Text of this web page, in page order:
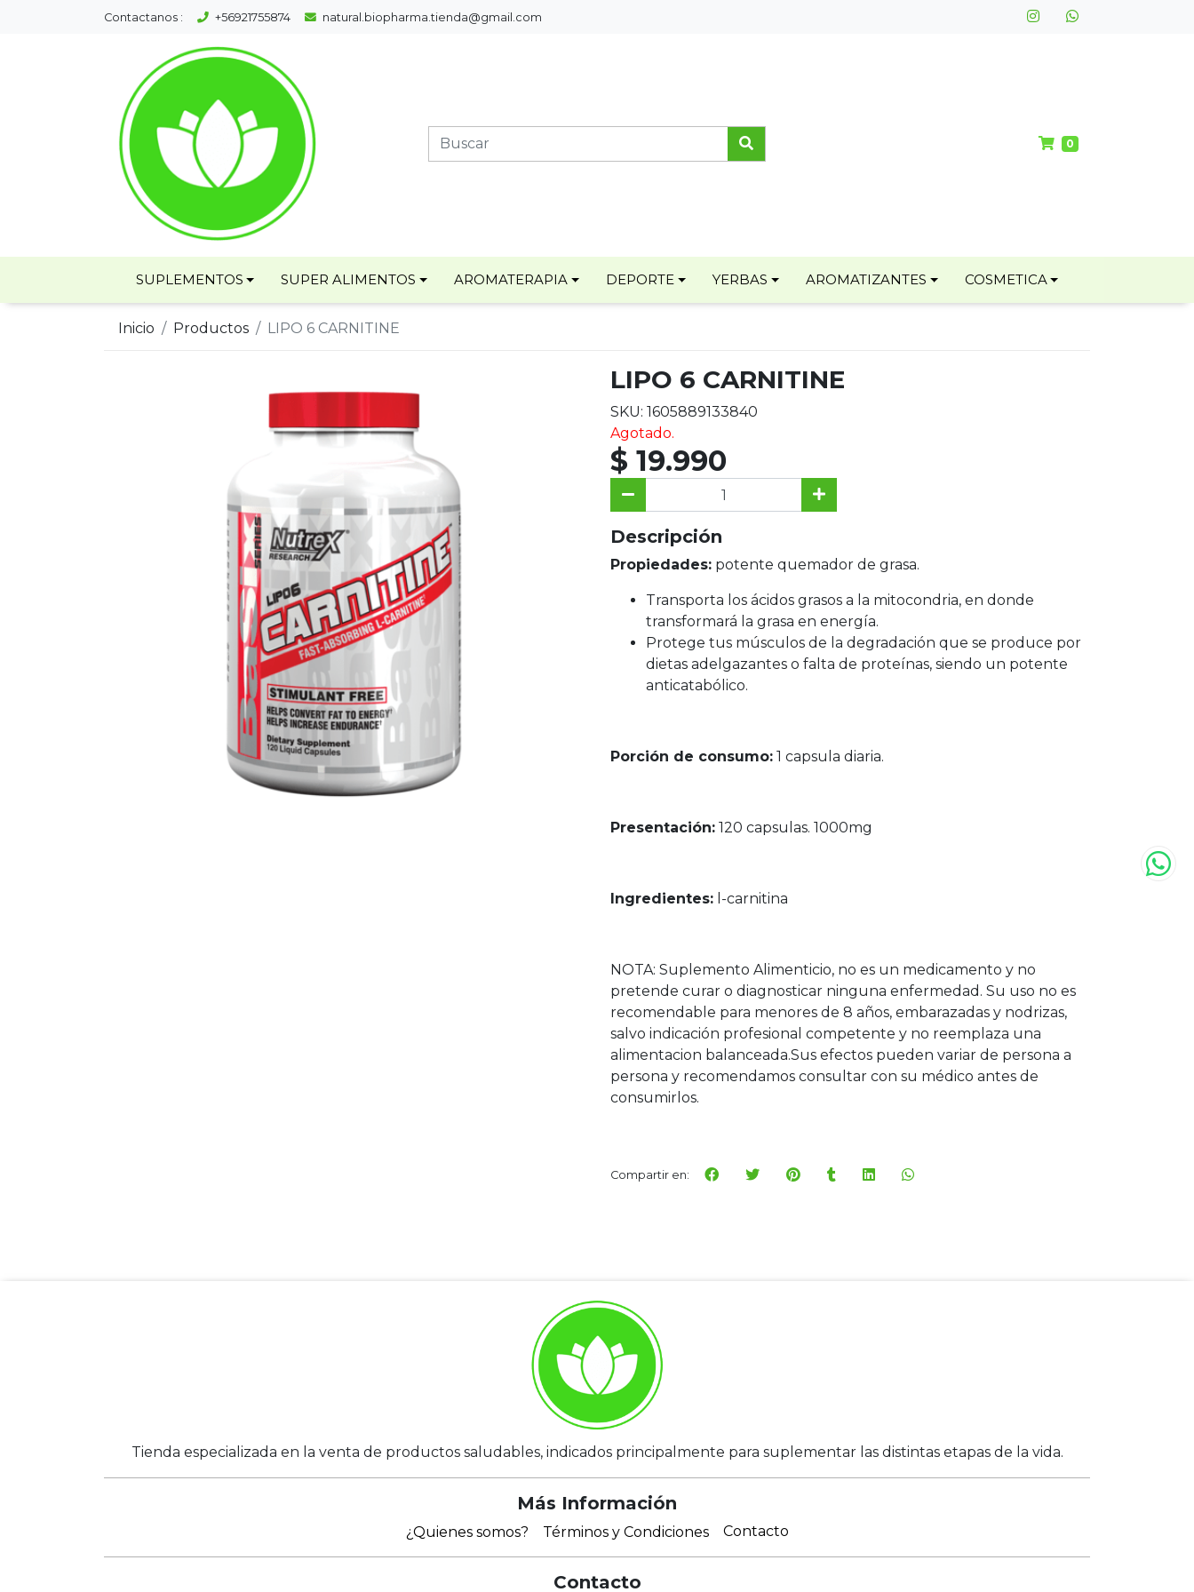
Contactanos : +56921755874 natural.biopharma.tienda@gmail.com
0
SUPLEMENTOS SUPER ALIMENTOS AROMATERAPIA DEPORTE YERBAS AROMATIZANTES COSMETICA
Inicio Productos LIPO 6 CARNITINE
LIPO 6 CARNITINE
SKU: 1605889133840
Agotado.
$ 19.990
Descripción
Propiedades: potente quemador de grasa.
Transporta los ácidos grasos a la mitocondria, en donde
transformará la grasa en energía.
Protege tus músculos de la degradación que se produce por
dietas adelgazantes o falta de proteínas, siendo un potente
anticatabólico.
Porción de consumo: 1 capsula diaria.
Presentación: 120 capsulas. 1000mg
Ingredientes: l-carnitina
NOTA: Suplemento Alimenticio, no es un medicamento y no
pretende curar o diagnosticar ninguna enfermedad. Su uso no es
recomendable para menores de 8 años, embarazadas y nodrizas,
salvo indicación profesional competente y no reemplaza una
alimentacion balanceada.Sus efectos pueden variar de persona a
persona y recomendamos consultar con su médico antes de
consumirlos.
Compartir en:
Tienda especializada en la venta de productos saludables, indicados principalmente para suplementar las distintas etapas de la vida.
Más Información
¿Quienes somos? Términos y Condiciones Contacto
Contacto